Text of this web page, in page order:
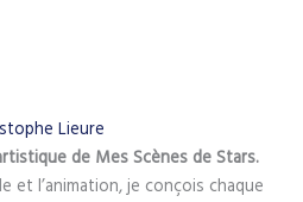
Lieure
de Mes Scènes de Stars.
et l’animation, je conçois chaque